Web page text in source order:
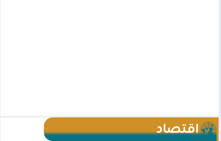
اقتصاد